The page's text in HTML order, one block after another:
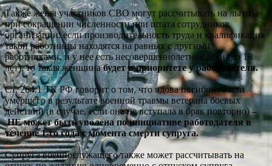
Также жены участников СВО могут рассчитывать на льготы
при сокращении численности или штата сотрудников
организации: если производительность труда и квалификация
такой работницы находятся на равных с другими
работниками, и у нее есть несовершеннолетние дети (до 18
лет), то такая женщинабудет в приоритете у работодателя.
Ст. 264.1 ТК РФ говорит о том, что вдова погибшего или
умершего в результате военной травмы ветерана боевых
действий (в случае, если она не вступала в брак повторно) –
НЕ может быть уволена по инициативе работодателя в
течение 1-го года с момента смерти супруга.
Супруга военнослужащего также может рассчитывать на